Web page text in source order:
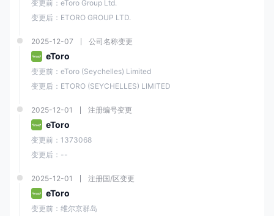
e投睿平台最显著的特点之一是其社交交易功能，允许用户跟随和复制成功
交易者的交易。这个功能特别吸引缺乏知识或经验进行自己交易的新手交
除了专有平台外，e投睿还支持广受交易者欢迎的MetaTrader 4（MT4）
平台，该平台在全球范围内广泛使用。MT4以其先进的图表功能、丰富的
技术指标库以及通过使用专家顾问（EA）自动化交易策略的能力而闻名。
存款
e投睿接受多种付款方式，包括
Neteller和Skrill等电子钱包
存款通常会在即时或一个工作日内处理，具体取决于付款方式。
e投睿不收取任何存款费用手续费
续费。
变更前：eToro Group Ltd.
变更后：ETORO GROUP LTD.
2025-12-07 公司名称变更
eToro
变更前：eToro (Seychelles) Limited
变更后：ETORO (SEYCHELLES) LIMITED
2025-12-01 注册编号变更
eToro
变更前：1373068
变更后：--
2025-12-01 注册国/区变更
eToro
变更前：维尔京群岛